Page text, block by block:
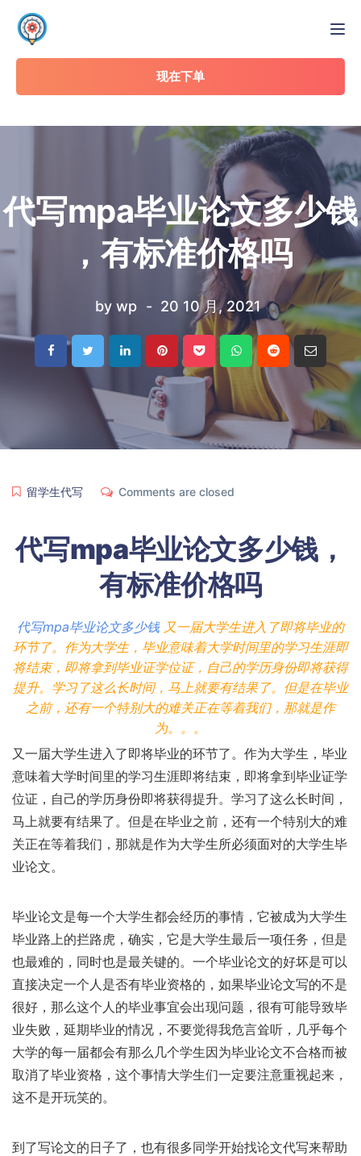
现在下单
代写mpa毕业论文多少钱
，有标准价格吗
by wp 20 10 月, 2021
留学生代写 Comments are closed
代写mpa毕业论文多少钱，
有标准价格吗
代写mpa毕业论文多少钱又一届大学生进入了即将毕业的
环节了。作为大学生，毕业意味着大学时间里的学习生涯即
将结束，即将拿到毕业证学位证，自己的学历身份即将获得
提升。学习了这么长时间，马上就要有结果了。但是在毕业
之前，还有一个特别大的难关正在等着我们，那就是作
为。。。
又一届大学生进入了即将毕业的环节了。作为大学生，毕业
意味着大学时间里的学习生涯即将结束，即将拿到毕业证学
位证，自己的学历身份即将获得提升。学习了这么长时间，
马上就要有结果了。但是在毕业之前，还有一个特别大的难
关正在等着我们，那就是作为大学生所必须面对的大学生毕
业论文。
毕业论文是每一个大学生都会经历的事情，它被成为大学生
毕业路上的拦路虎，确实，它是大学生最后一项任务，但是
也最难的，同时也是最关键的。一个毕业论文的好坏是可以
直接决定一个人是否有毕业资格的，如果毕业论文写的不是
很好，那么这个人的毕业事宜会出现问题，很有可能导致毕
业失败，延期毕业的情况，不要觉得我危言耸听，几乎每个
大学的每一届都会有那么几个学生因为毕业论文不合格而被
取消了毕业资格，这个事情大学生们一定要注意重视起来，
这不是开玩笑的。
到了写论文的日子了，也有很多同学开始找论文代写来帮助